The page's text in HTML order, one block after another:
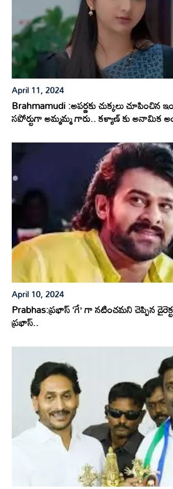
April 11, 2024
Brahmamudi :అపర్ణకు చుక్కలు చూపించిన
సపోర్టుగా అమ్మమ్మ గారు.. కళ్యాణ్ కు అనామిక
April 10, 2024
Prabhas:ప్రభాస్ ‘గే’ గా నటించమని చెప్పిన
ప్రభాస్..